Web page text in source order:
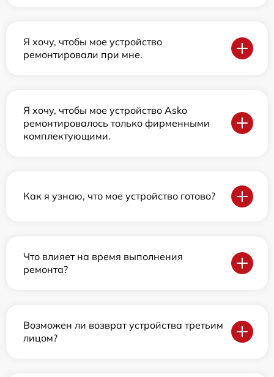
Я хочу, чтобы мое устройство
ремонтировали при мне.
Я хочу, чтобы мое устройство Asko
ремонтировалось только фирменными
комплектующими.
Как я узнаю, что мое устройство готово?
Что влияет на время выполнения
ремонта?
Возможен ли возврат устройства третьим
лицом?